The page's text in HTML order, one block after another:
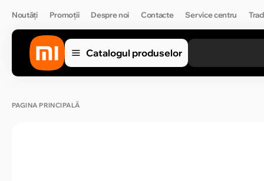
Noutăți Promoții Despre noi Contacte Service centru
Catalogul produselor
PAGINA PRINCIPALĂ